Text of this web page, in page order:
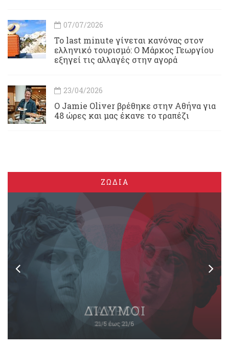
07/07/2026
Το last minute γίνεται κανόνας στον
ελληνικό τουρισμό: Ο Μάρκος Γεωργίου
εξηγεί τις αλλαγές στην αγορά
23/04/2026
Ο Jamie Oliver βρέθηκε στην Αθήνα για
48 ώρες και μας έκανε το τραπέζι
ΖΩΔΙΑ